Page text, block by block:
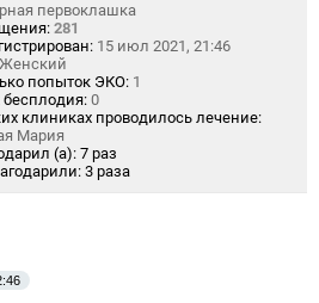
первоклашка
281
15 июл 2021, 21:46
Женский
попыток ЭКО: 1
0
клиниках проводилось лечение:
Мария
(а): 7 раз
3 раза